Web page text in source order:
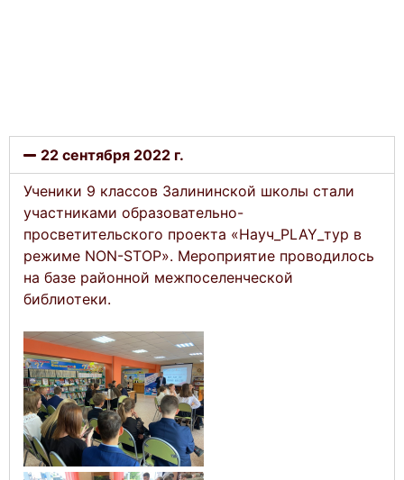
22 сентября 2022 г.
Ученики 9 классов Залининской школы стали
участниками образовательно-
просветительского проекта «Науч_PLAY_тур в
режиме NON-STOP». Мероприятие проводилось
на базе районной межпоселенческой
библиотеки.